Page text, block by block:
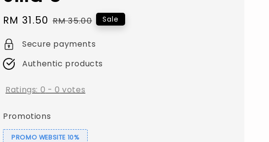
Sale
price
RM 31.50 Regular
RM 35.00 Sale
Secure payments
Authentic products
Ratings: 0 -0 votes
Promotions
PROMO WEBSITE 10%